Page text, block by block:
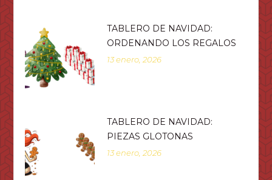
TABLERO DE NAVIDAD:
ORDENANDO LOS REGALOS
13 enero, 2026
TABLERO DE NAVIDAD:
PIEZAS GLOTONAS
13 enero, 2026